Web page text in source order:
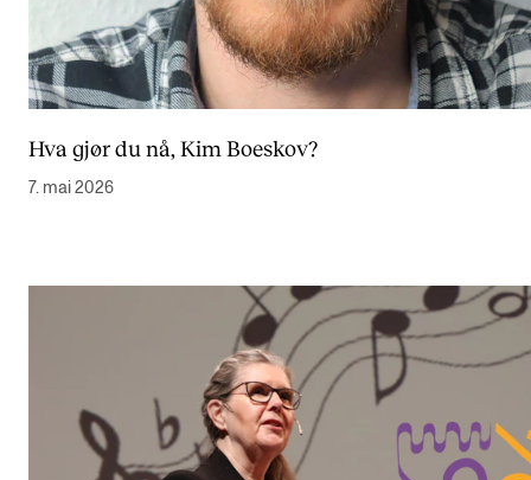
Hva gjør du nå, Kim Boeskov?
7. mai 2026